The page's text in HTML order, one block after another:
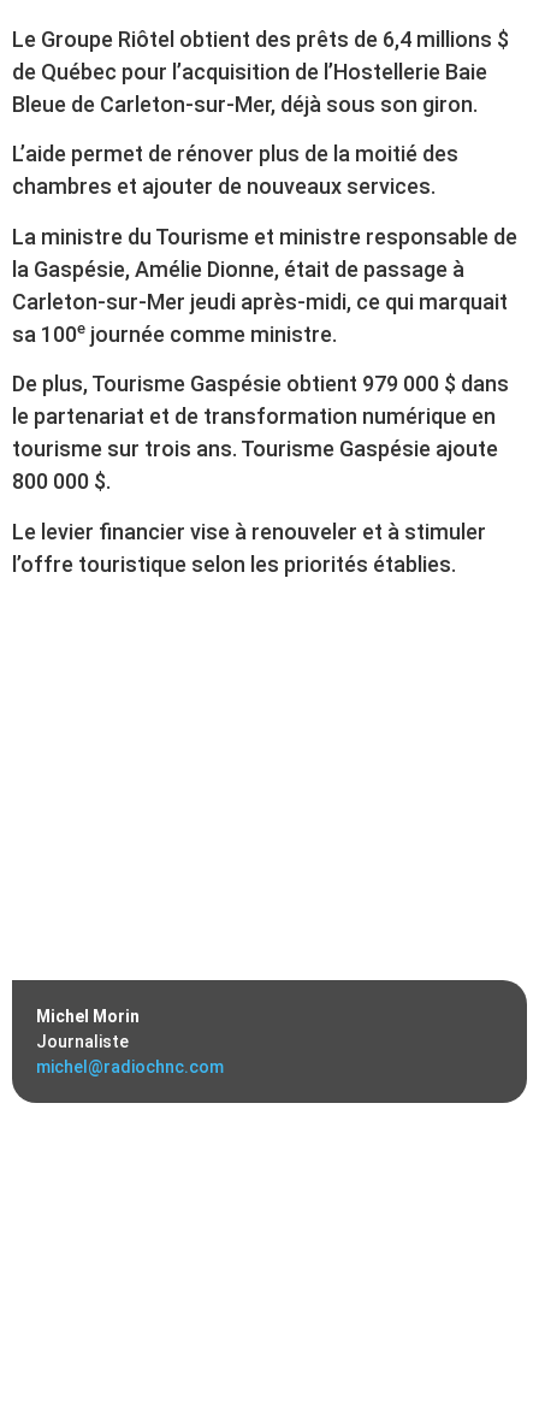
Michel Morin
Journaliste
michel@radiochnc.com
Le Groupe Riôtel obtient des prêts de 6,4 millions $
de Québec pour l’acquisition de l’Hostellerie Baie
Bleue de Carleton-sur-Mer, déjà sous son giron.
L’aide permet de rénover plus de la moitié des
chambres et ajouter de nouveaux services.
La ministre du Tourisme et ministre responsable de
la Gaspésie, Amélie Dionne, était de passage à
Carleton-sur-Mer jeudi après-midi, ce qui marquait
sa 100e journée comme ministre.
De plus, Tourisme Gaspésie obtient 979 000 $ dans
le partenariat et de transformation numérique en
tourisme sur trois ans. Tourisme Gaspésie ajoute
800 000 $.
Le levier financier vise à renouveler et à stimuler
l’offre touristique selon les priorités établies.